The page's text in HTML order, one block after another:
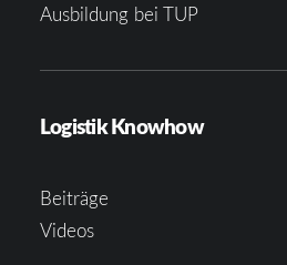
Ausbildung bei TUP
Logistik Knowhow
Beiträge
Videos